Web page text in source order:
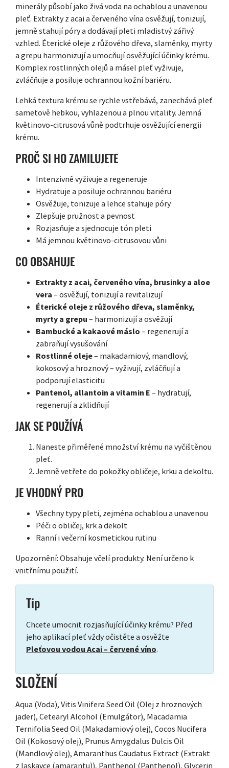
minerály působí jako živá voda na ochablou a unavenou
pleť. Extrakty z acai a červeného vína osvěžují, tonizují,
jemně stahují póry a dodávají pleti mladistvý zářivý
vzhled. Éterické oleje z růžového dřeva, slaměnky, myrty
a grepu harmonizují a umocňují osvěžující účinky krému.
Komplex rostlinných olejů a másel pleť vyživuje,
zvláčňuje a posiluje ochrannou kožní bariéru.
Lehká textura krému se rychle vstřebává, zanechává pleť
sametově hebkou, vyhlazenou a plnou vitality. Jemná
květinovo-citrusová vůně podtrhuje osvěžující energii
krému.
PROČ SI HO ZAMILUJETE
Intenzivně vyživuje a regeneruje
Hydratuje a posiluje ochrannou bariéru
Osvěžuje, tonizuje a lehce stahuje póry
Zlepšuje pružnost a pevnost
Rozjasňuje a sjednocuje tón pleti
Má jemnou květinovo-citrusovou vůni
CO OBSAHUJE
Extrakty z acai, červeného vína, brusinky a aloe
vera – osvěžují, tonizují a revitalizují
Éterické oleje z růžového dřeva, slaměnky,
myrty a grepu – harmonizují a osvěžují
Bambucké a kakaové máslo – regenerují a
zabraňují vysušování
Rostlinné oleje– makadamiový, mandlový,
kokosový a hroznový – vyživují, zvláčňují a
podporují elasticitu
Pantenol, allantoin a vitamin E – hydratují,
regenerují a zklidňují
JAK SE POUŽÍVÁ
Naneste přiměřené množství krému na vyčištěnou
pleť.
Jemně vetřete do pokožky obličeje, krku a dekoltu.
JE VHODNÝ PRO
Všechny typy pleti, zejména ochablou a unavenou
Péči o obličej, krk a dekolt
Ranní i večerní kosmetickou rutinu
Upozornění: Obsahuje včelí produkty. Není určeno k
vnitřnímu použití.
Tip
Chcete umocnit rozjasňující účinky krému? Před
jeho aplikací pleť vždy očistěte a osvěžte
Pleťovou vodou Acai – červené víno.
SLOŽENÍ
Aqua (Voda), Vitis Vinifera Seed Oil (Olej z hroznových
jader), Cetearyl Alcohol (Emulgátor), Macadamia
Ternifolia Seed Oil (Makadamiový olej), Cocos Nucifera
Oil (Kokosový olej), Prunus Amygdalus Dulcis Oil
(Mandlový olej), Amaranthus Caudatus Extract (Extrakt
z laskavce (amarantu)), Panthenol (Panthenol), Glycerin